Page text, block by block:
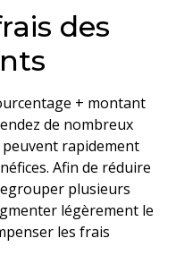
des
+ montant
de nombreux
rapidement
Afin de réduire
plusieurs
légèrement le
les frais